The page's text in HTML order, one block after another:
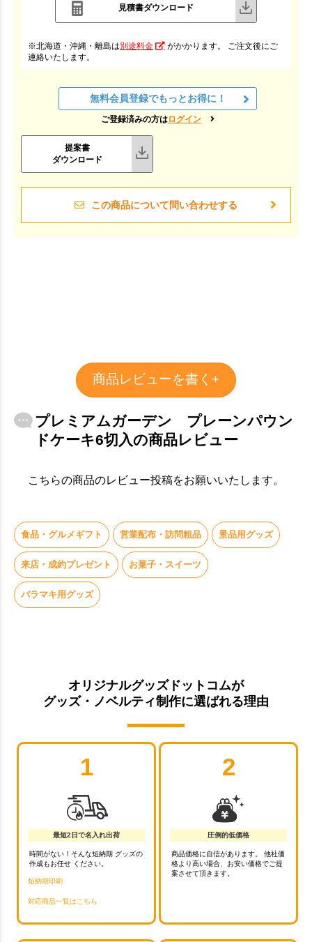
見積書ダウンロード
※北海道・沖縄・離島は別途料金
がかかります。 ご注文後にご
連絡いたします。
無料会員登録でもっとお得に！
ご登録済みの方はログイン
提案書
ダウンロード
この商品について問い合わせする
商品レビューを書く+
プレミアムガーデン プレーンパウン
ドケーキ6切入の商品レビュー
こちらの商品のレビュー投稿をお願いいたします。
食品・グルメギフト 営業配布・訪問粗品 景品用グッズ
来店・成約プレゼント お菓子・スイーツ
バラマキ用グッズ
オリジナルグッズドットコムが
グッズ・ノベルティ制作に選ばれる理由
1
最短2日で名入れ出荷
時間がない！そんな短納期 グッズの
作成もお任せ ください。
短納期印刷
対応商品一覧はこちら
2
圧倒的低価格
商品価格に自信があります。 他社価
格より高い場合、お安い価格でご提
案させて頂きます。